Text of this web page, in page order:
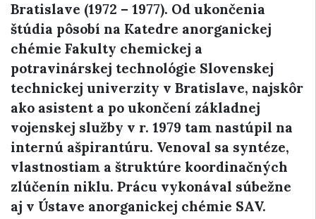
Bratislave (1972 – 1977). Od ukončenia
štúdia pôsobí na Katedre anorganickej
chémie Fakulty chemickej a
potravinárskej technológie Slovenskej
technickej univerzity v Bratislave, najskôr
ako asistent a po ukončení základnej
vojenskej služby v r. 1979 tam nastúpil na
internú ašpirantúru. Venoval sa syntéze,
vlastnostiam a štruktúre koordinačných
zlúčenín niklu. Prácu vykonával súbežne
aj v Ústave anorganickej chémie SAV.